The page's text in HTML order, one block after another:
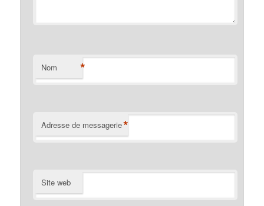
Nom *
Adresse de messagerie*
Site web